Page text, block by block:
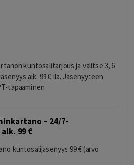
kuntosalitarjous ja valitse 3, 6
alk. 99 €:lla. Jäsenyyteen
tapaaminen.
– 24/7-
99 €
kuntosalijäsenyys 99 € (arvo